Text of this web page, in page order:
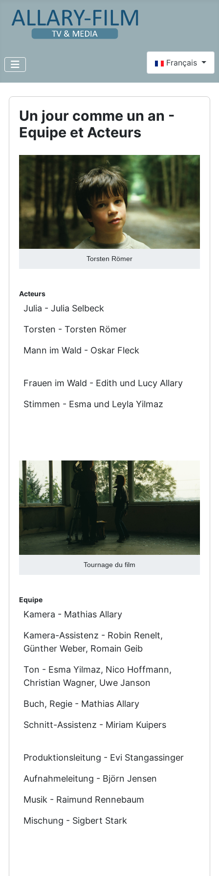
Select your
Français
Un jour comme un an -
Equipe et Acteurs
Torsten Römer
Acteurs
Julia - Julia Selbeck
Torsten - Torsten Römer
Mann im Wald - Oskar Fleck
Frauen im Wald - Edith und Lucy Allary
Stimmen - Esma und Leyla Yilmaz
Tournage du film
Equipe
Kamera - Mathias Allary
Kamera-Assistenz - Robin Renelt,
Günther Weber, Romain Geib
Ton - Esma Yilmaz, Nico Hoffmann,
Christian Wagner, Uwe Janson
Buch, Regie - Mathias Allary
Schnitt-Assistenz - Miriam Kuipers
Produktionsleitung - Evi Stangassinger
Aufnahmeleitung - Björn Jensen
Musik - Raimund Rennebaum
Mischung - Sigbert Stark